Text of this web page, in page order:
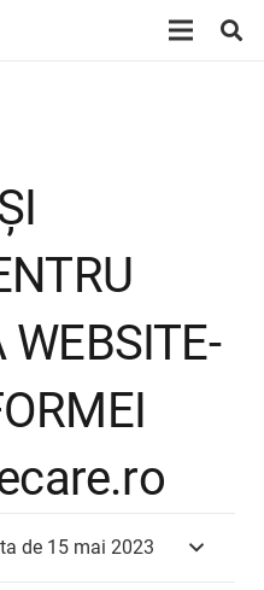
de 15 mai 2023